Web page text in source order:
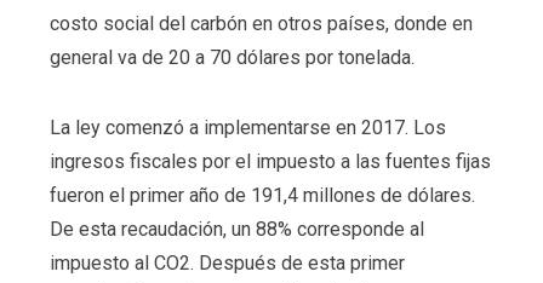
costo social del carbón en otros países, donde en
general va de 20 a 70 dólares por tonelada.
La ley comenzó a implementarse en 2017. Los
ingresos fiscales por el impuesto a las fuentes fijas
fueron el primer año de 191,4 millones de dólares.
De esta recaudación, un 88% corresponde al
impuesto al CO2. Después de esta primer